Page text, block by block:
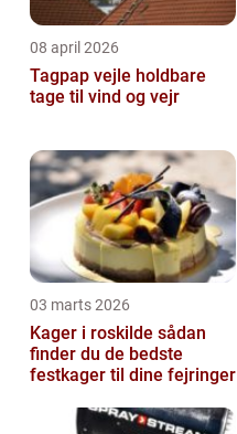
08 april 2026
Tagpap vejle holdbare
tage til vind og vejr
03 marts 2026
Kager i roskilde sådan
finder du de bedste
festkager til dine fejringer